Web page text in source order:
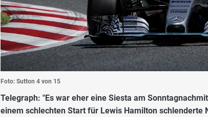
Foto: Sutton 4 von 15
Telegraph: "Es war eher eine Siesta am
einem schlechten Start für Lewis Hamilton schlenderte